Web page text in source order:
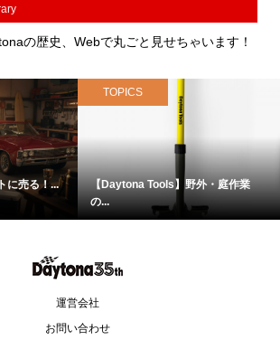
の歴史、Webで丸ごと見せちゃいます！
に売る！...
TOPICS
【Daytona Tools】野外・庭作業
の...
運営会社
お問い合わせ